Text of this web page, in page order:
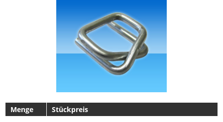
Menge
Stückpreis